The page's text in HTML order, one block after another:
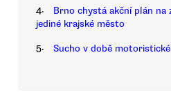
4.
Brno chystá akční plán na
jediné krajské město
5. Sucho v době motoristické